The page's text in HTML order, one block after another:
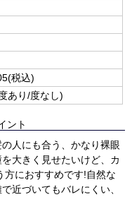
税込)
あり/度なし)
ント
人にも合う、かなり裸眼
大きく見せたいけど、カ
方におすすめです!自然な
近づいてもバレにくい、